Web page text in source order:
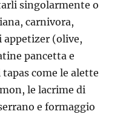
singolarmente o
carnivora,
appetizer (olive,
pancetta e
come le alette
le lacrime di
e formaggio